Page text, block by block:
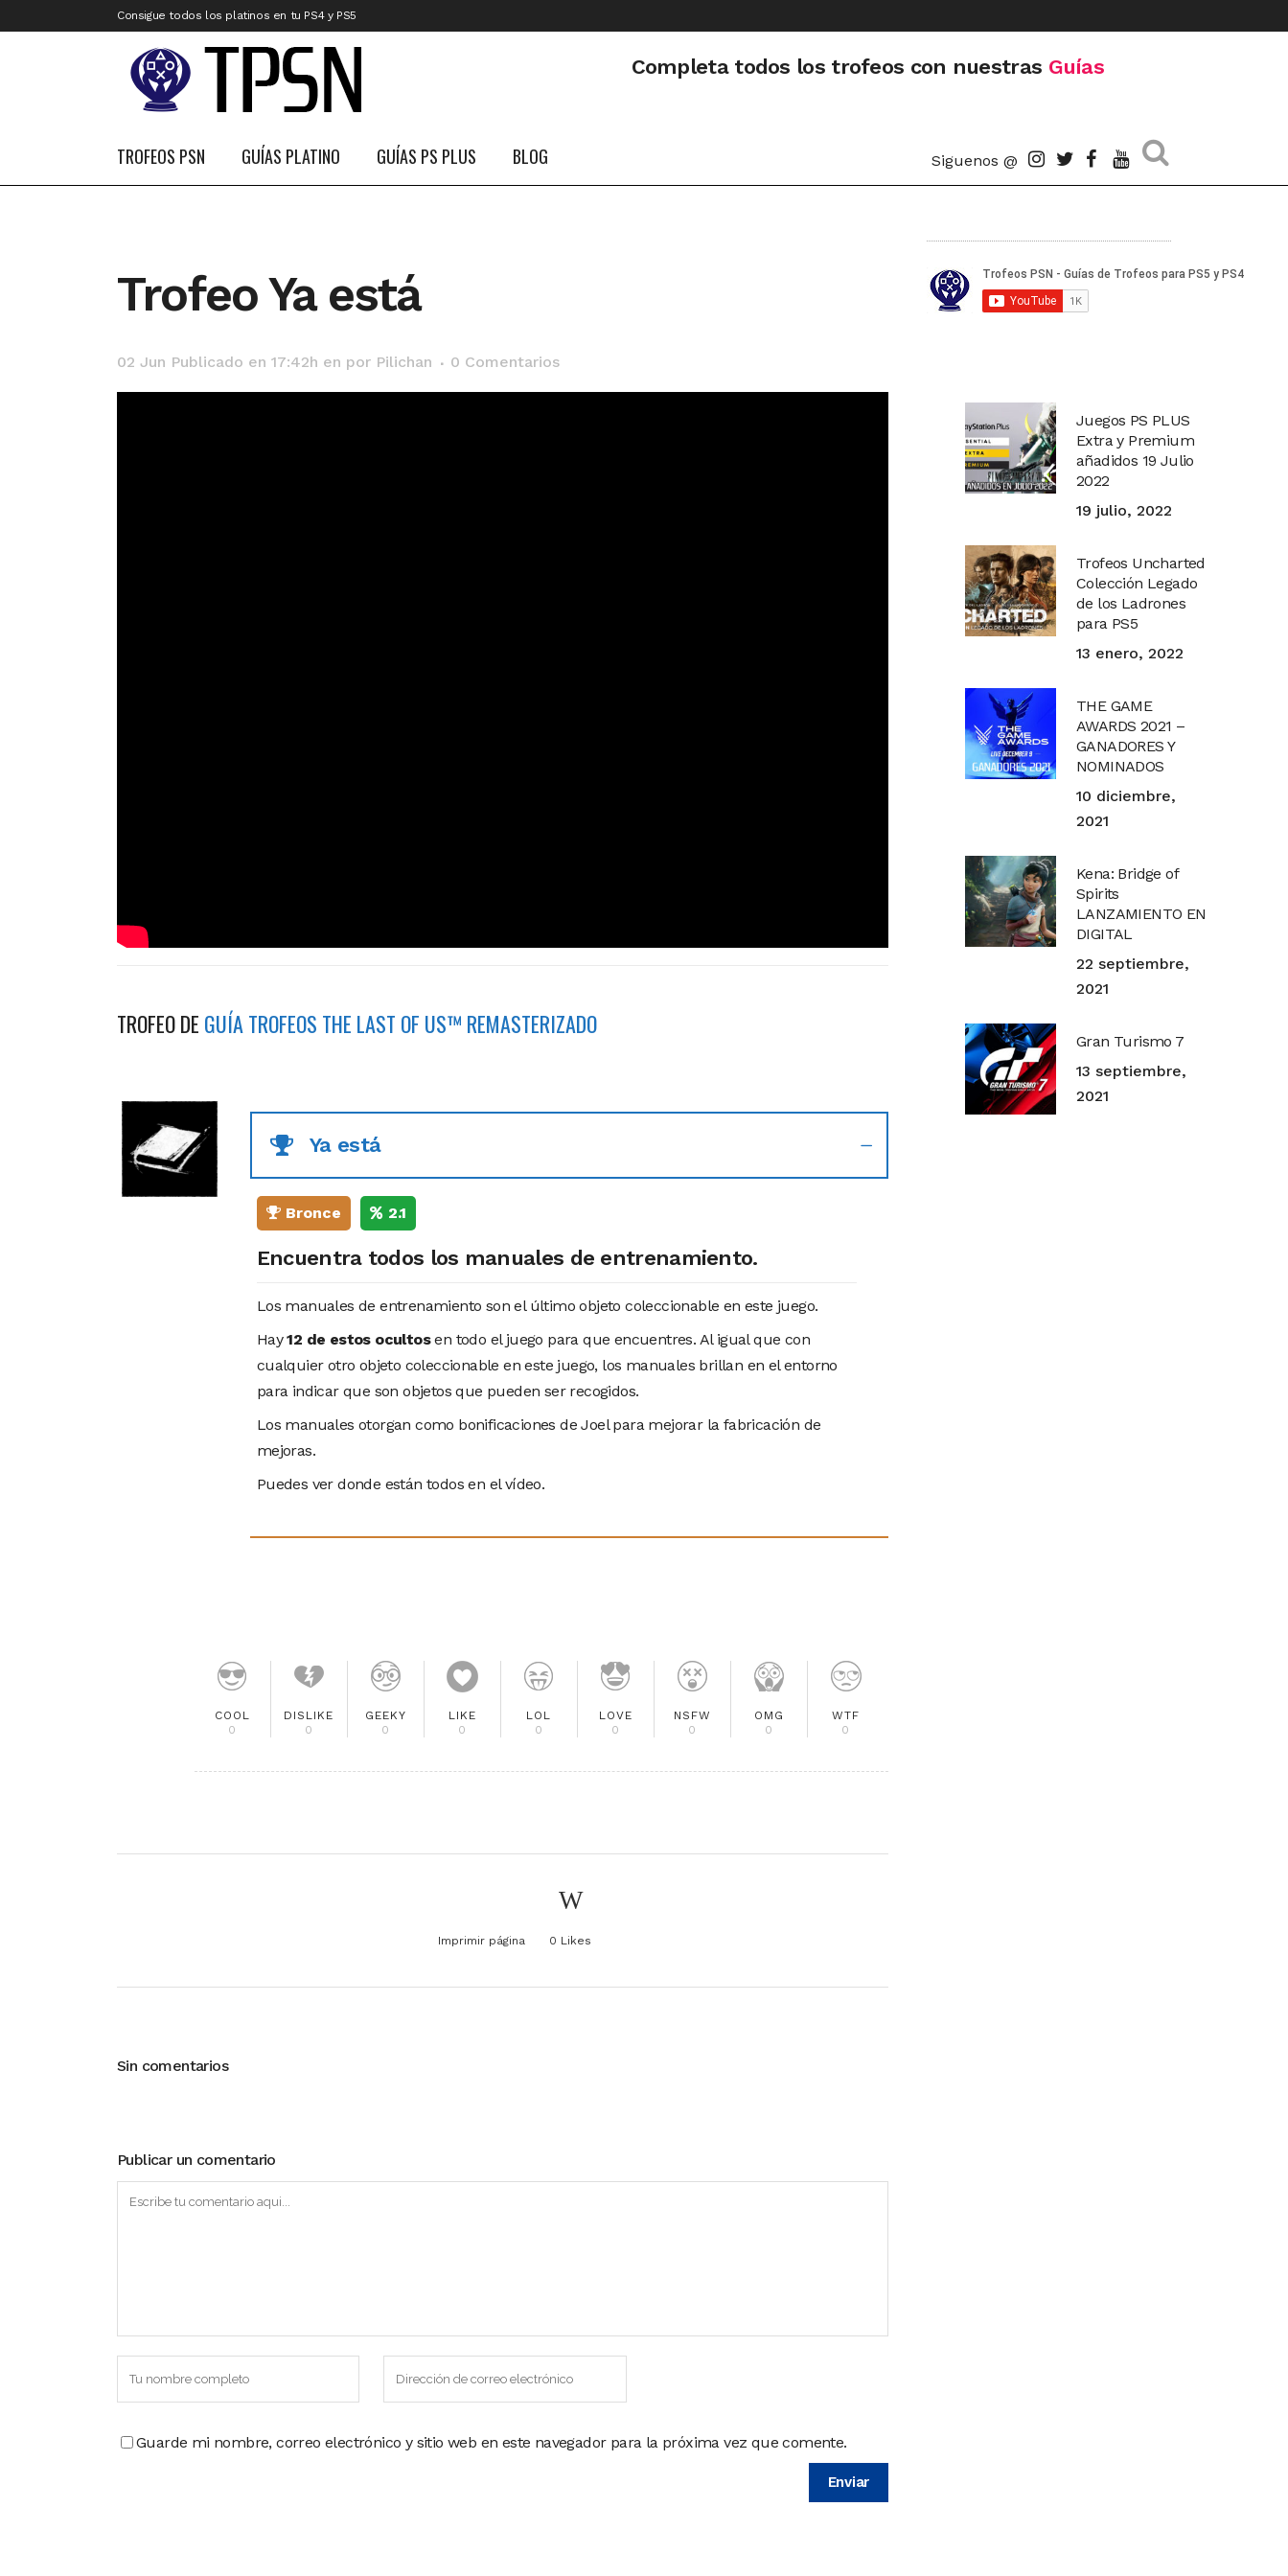
Consigue todos los platinos en tu PS4 y PS5
Completa todos los trofeos con nuestras Guías
TROFEOS PSN GUÍAS PLATINO GUÍAS PS PLUS BLOG Siguenos @
Trofeo Ya está
02 Jun Publicado en 17:42h en por Pilichan 0 Comentarios
TROFEO DE GUÍA TROFEOS THE LAST OF US™ REMASTERIZADO
Ya está
Bronce 2.1
Encuentra todos los manuales de entrenamiento.
Los manuales de entrenamiento son el último objeto coleccionable en este juego.
Hay12 de estos ocultosen todo el juego para que encuentres. Al igual que con
cualquier otro objeto coleccionable en este juego, los manuales brillan en el entorno
para indicar que son objetos que pueden ser recogidos.
Los manuales otorgan como bonificaciones de Joel para mejorar la fabricación de
mejoras.
Puedes ver donde están todos en el vídeo.
COOL
0
DISLIKE
0
GEEKY
0
LIKE
0
LOL
0
LOVE
0
NSFW
0
OMG
0
WTF
0
Imprimir página 0 Likes
Sin comentarios
Publicar un comentario
Guarde mi nombre, correo electrónico y sitio web en este navegador para la próxima vez que comente.
Juegos PS PLUS
Extra y Premium
añadidos 19 Julio
2022
19 julio, 2022
Trofeos Uncharted
Colección Legado
de los Ladrones
para PS5
13 enero, 2022
THE GAME
AWARDS 2021 –
GANADORES Y
NOMINADOS
10 diciembre,
2021
Kena: Bridge of
Spirits
LANZAMIENTO EN
DIGITAL
22 septiembre,
2021
Gran Turismo 7
13 septiembre,
2021